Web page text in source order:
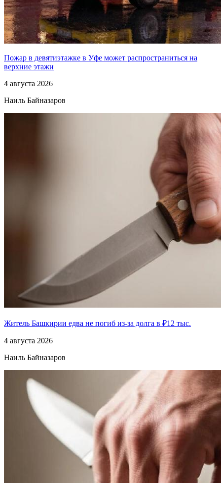
Пожар в девятиэтажке в Уфе может распространиться на
верхние этажи
4 августа 2026
Наиль Байназаров
Житель Башкирии едва не погиб из-за долга в ₽12 тыс.
4 августа 2026
Наиль Байназаров